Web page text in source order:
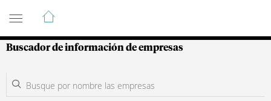
Guía de Empresas Colombianas
Buscador de información de empresas